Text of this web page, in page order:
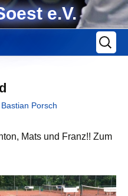
e.V.
nach:
Bastian Porsch
Mats und Franz!! Zum